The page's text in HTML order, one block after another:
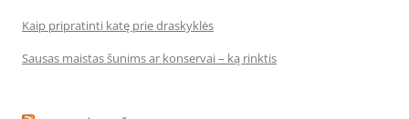
Kaip pripratinti katę prie draskyklės
Sausas maistas šunims ar konservai – ką rinktis